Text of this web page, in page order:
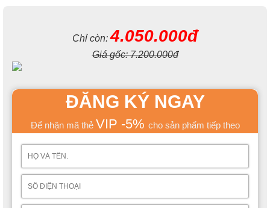
Chỉ còn:4.050.000đ
Giá gốc:7.200.000đ
ĐĂNG KÝ NGAY
Để nhận mã thẻ VIP -5% cho sản phẩm tiếp theo